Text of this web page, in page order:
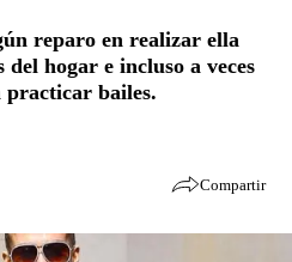
reparo en realizar ella
hogar e incluso a veces
practicar bailes.
Compartir